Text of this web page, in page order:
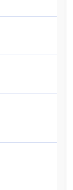
는 학과(부)별
된 대학의
배수 이내로
교직과정
성 및 인성
과목
, "통합사회"
공을 신청할